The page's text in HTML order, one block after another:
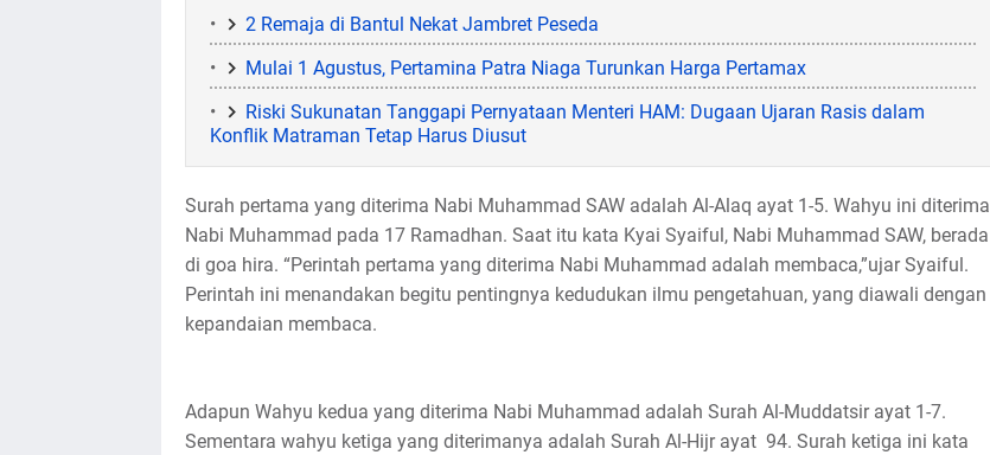
2 Remaja di Bantul Nekat Jambret Peseda
Mulai 1 Agustus, Pertamina Patra Niaga Turunkan Harga Pertamax
Riski Sukunatan Tanggapi Pernyataan Menteri HAM: Dugaan Ujaran Rasis dalam
Konflik Matraman Tetap Harus Diusut
Surah pertama yang diterima Nabi Muhammad SAW adalah Al-Alaq ayat 1-5. Wahyu ini diterima
Nabi Muhammad pada 17 Ramadhan. Saat itu kata Kyai Syaiful, Nabi Muhammad SAW, berada
di goa hira. “Perintah pertama yang diterima Nabi Muhammad adalah membaca,”ujar Syaiful.
Perintah ini menandakan begitu pentingnya kedudukan ilmu pengetahuan, yang diawali dengan
kepandaian membaca.
Adapun Wahyu kedua yang diterima Nabi Muhammad adalah Surah Al-Muddatsir ayat 1-7.
Sementara wahyu ketiga yang diterimanya adalah Surah Al-Hijr ayat 94. Surah ketiga ini kata